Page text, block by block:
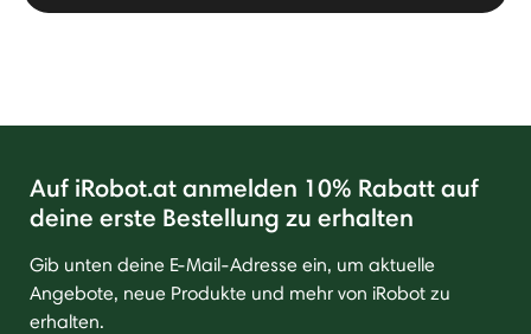
Auf iRobot.at anmelden 10% Rabatt auf
deine erste Bestellung zu erhalten
Gib unten deine E-Mail-Adresse ein, um aktuelle
Angebote, neue Produkte und mehr von iRobot zu
erhalten.